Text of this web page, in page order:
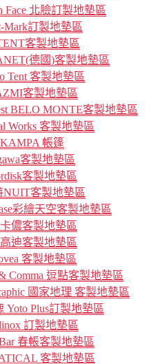
北臉訂製地墊區
訂製地墊區
客製地墊區
德國)客製地墊區
Tent 客製地墊區
客製地墊區
BELO MONTE客製地墊區
Works 客製地墊區
帳篷
客製地墊區
客製地墊區
客製地墊區
彩繪天空客製地墊區
儂客製地墊區
迪客製地墊區
客製地墊區
Comma 逗點客製地墊區
國家地理 客製地墊區
Plus訂製地墊區
訂製地墊區
春帳客製地墊區
客製地墊區